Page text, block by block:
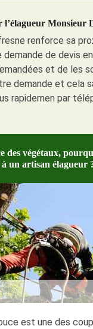
l’élagueur Monsieur
renforce sa
de devis en
et de les
demande et cela
rapidemen par
des végétaux,
un artisan élagueur
est une des